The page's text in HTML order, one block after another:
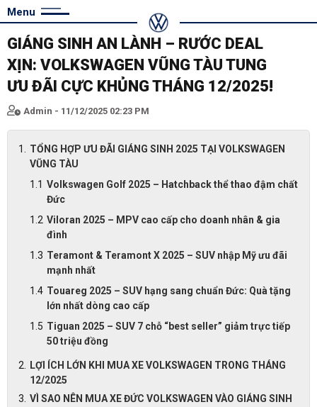
Menu
GIÁNG SINH AN LÀNH – RƯỚC DEAL
XỊN: VOLKSWAGEN VŨNG TÀU TUNG
ƯU ĐÃI CỰC KHỦNG THÁNG 12/2025!
Admin - 11/12/2025 02:23 PM
TỔNG HỢP ƯU ĐÃI GIÁNG SINH 2025 TẠI VOLKSWAGEN
VŨNG TÀU
Volkswagen Golf 2025 – Hatchback thể thao đậm chất
Đức
Viloran 2025 – MPV cao cấp cho doanh nhân & gia
đình
Teramont & Teramont X 2025 – SUV nhập Mỹ ưu đãi
mạnh nhất
Touareg 2025 – SUV hạng sang chuẩn Đức: Quà tặng
lớn nhất dòng cao cấp
Tiguan 2025 – SUV 7 chỗ “best seller” giảm trực tiếp
50 triệu đồng
LỢI ÍCH LỚN KHI MUA XE VOLKSWAGEN TRONG THÁNG
12/2025
VÌ SAO NÊN MUA XE ĐỨC VOLKSWAGEN VÀO GIÁNG SINH